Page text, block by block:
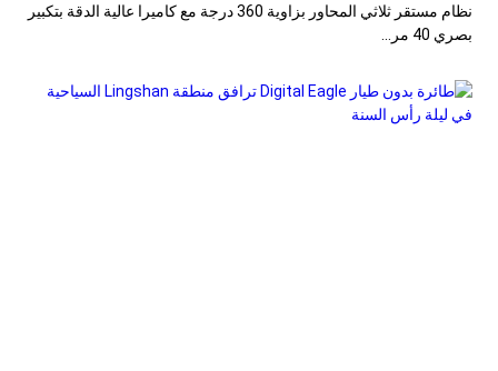
نظام مستقر ثلاثي المحاور بزاوية 360 درجة مع كاميرا عالية الدقة بتكبير
بصري 40 مر...